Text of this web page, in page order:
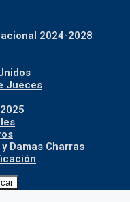
2024-2028
Jueces
Damas Charras